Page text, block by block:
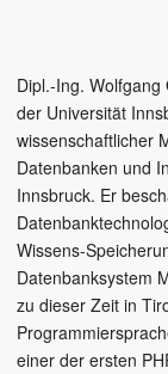
Dipl.-Ing.
der Universität
wissenschaftlicher
Datenbanken und
Innsbruck. Er
Wissens-
Datenbanksystem
zu dieser Zeit in
einer der ersten